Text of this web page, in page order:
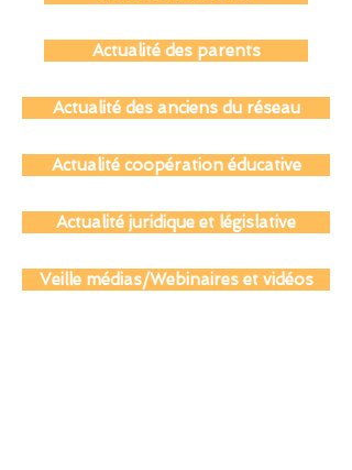
Actualité des élèves
Actualité des parents
Actualité des anciens du réseau
Actualité coopération éducative
Actualité juridique et législative